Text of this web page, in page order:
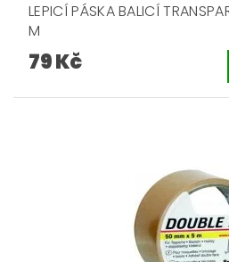
LEPICÍ PÁSKA BALICÍ
M
79 Kč